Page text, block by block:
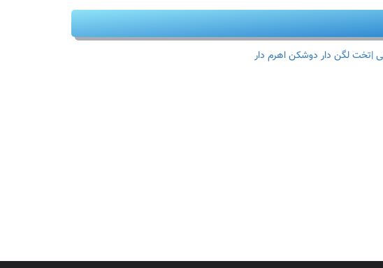
|تخت لگن دار دوشکن اهرم دار